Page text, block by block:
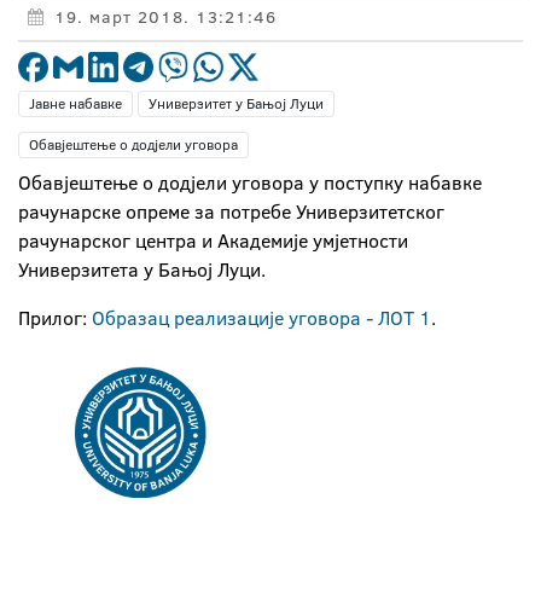
19. март 2018. 13:21:46
Јавне набавке
Универзитет у Бањој Луци
Обавјештење о додјели уговора
Oбавјештење о додјели уговора у поступку набавке
рачунарске опреме за потребе Универзитетског
рачунарског центра и Академије умјетности
Универзитета у Бањој Луци.
Прилог: Образац реализације уговора - ЛОТ 1.